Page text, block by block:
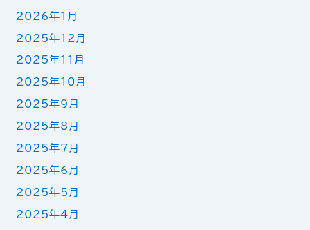
2026年1月
2025年12月
2025年11月
2025年10月
2025年9月
2025年8月
2025年7月
2025年6月
2025年5月
2025年4月